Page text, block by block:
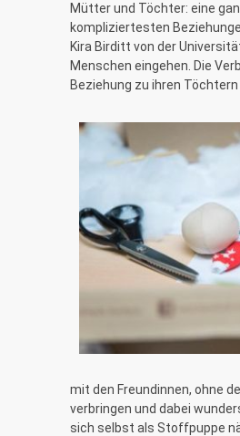
Mütter und Töchter: eine
kompliziertesten
Kira Birditt von der
Menschen eingehen. Die
Beziehung zu ihren
mit den Freundinnen, ohne
verbringen und dabei
sich selbst als Stoffpuppe